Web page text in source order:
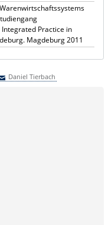
Practice in
Magdeburg 2011
Daniel Tierbach